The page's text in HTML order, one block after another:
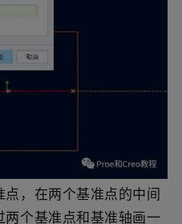
，在两个基准点的中间
个基准点和基准轴画一